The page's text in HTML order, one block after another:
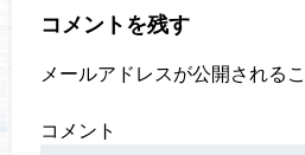
コメントを残す
メールアドレスが公開される
コメント